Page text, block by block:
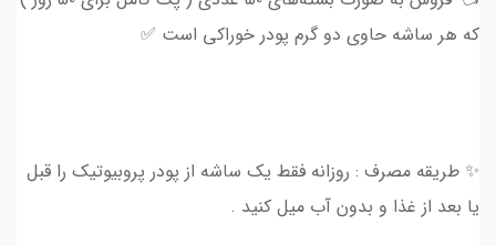
که هر ساشه حاوی دو گرم پودر خوراکی است ✅
✨ طریقه مصرف : روزانه فقط یک ساشه از پودر پروبیوتیک را قبل
یا بعد از غذا و بدون آب میل کنید .